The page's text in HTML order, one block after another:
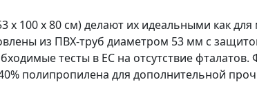
х 100 х 80 cм) делают их идеальными как для
из ПВХ-труб диаметром 53 мм с
тесты в ЕС на отсутствие фталатов.
полипропилена для дополнительной